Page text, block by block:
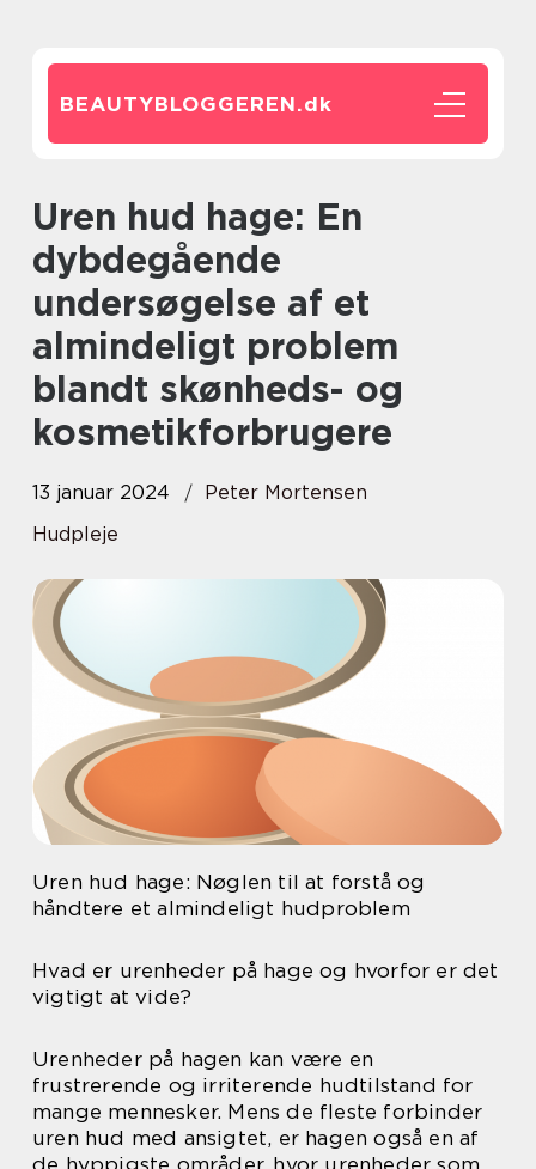
BEAUTYBLOGGEREN.dk
Uren hud hage: En
dybdegående
undersøgelse af et
almindeligt problem
blandt skønheds- og
kosmetikforbrugere
13 januar 2024
Peter Mortensen
Hudpleje
Uren hud hage: Nøglen til at forstå og
håndtere et almindeligt hudproblem
Hvad er urenheder på hage og hvorfor er det
vigtigt at vide?
Urenheder på hagen kan være en
frustrerende og irriterende hudtilstand for
mange mennesker. Mens de fleste forbinder
uren hud med ansigtet, er hagen også en af
de hyppigste områder, hvor urenheder som